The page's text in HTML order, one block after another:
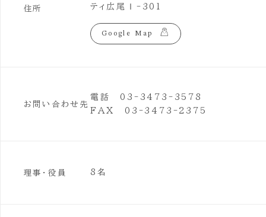
住所
ティ広尾Ⅰ-301
Google Map
お問い合わせ先
電話 03-3473-3578
FAX 03-3473-2375
理事・役員 8名